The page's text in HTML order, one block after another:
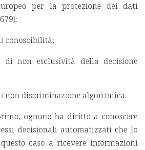
per la protezione dei dati
conoscibilità;
non esclusività della decisione
non discriminazione algoritmica.
ognuno ha diritto a conoscere
decisionali automatizzati che lo
caso a ricevere informazioni